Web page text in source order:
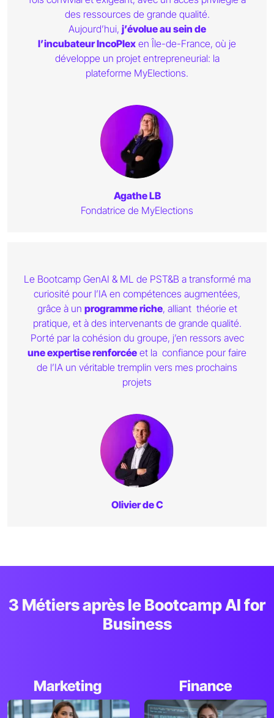
des ressources de grande qualité.
Aujourd’hui, j’évolue au sein de
l’incubateur IncoPlex en Île-de-France, où je
développe un projet entrepreneurial: la
plateforme MyElections.
Portrait
Agathe LB
Fondatrice de MyElections
Le Bootcamp GenAI & ML de PST&B a transformé ma
curiosité pour l’IA en compétences augmentées,
grâce à un programme riche, alliant théorie et
pratique, et à des intervenants de grande qualité.
Porté par la cohésion du groupe, j’en ressors avec
une expertise renforcée et la confiance pour faire
de l’IA un véritable tremplin vers mes prochains
projets
Portrait
Olivier de C
3 Métiers après le Bootcamp AI for
Business
Marketing Finance